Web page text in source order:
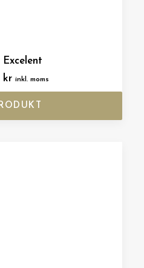
Excelent
kr inkl. moms